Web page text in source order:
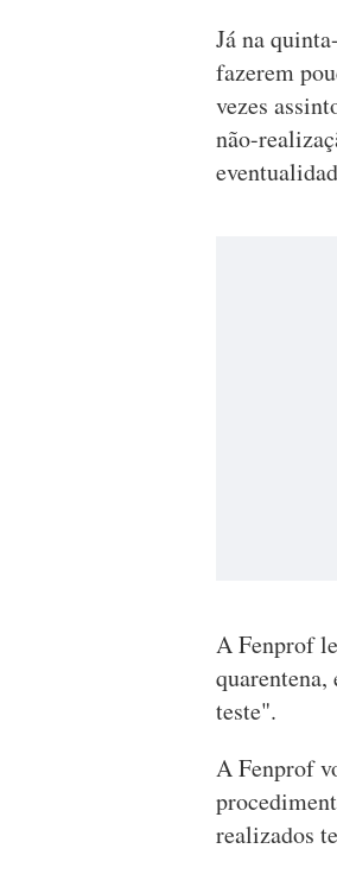
Já na
fazerem
vezes
não-
A Fenprof
teste".
A Fenprof
realizados